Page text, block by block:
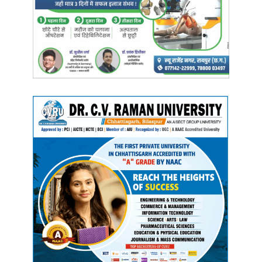
का हर नागरिक उत्सुक है।
मुख्यमंत्री श्री साय ने शपथ के कुछ ही घंटो के भीतर 18 लाख परिवारों को
प्रधानमंत्री आवास योजना के अंतर्गत पक्के आवास दिए जाने का निर्णय लिया।
सबको आवास के साथ ही सबको शुद्ध पेयजल उपलब्ध कराने प्रधानमंत्री श्री मोदी
हजार 500 करोड़ रूपए का बजट रखा है। छत्तीसगढ़ में 50 लाख ग्रामीण
परिवारों को नल कनेक्शन प्रदान करने का लक्ष्य रखा गया था। इसमें से 39 लाख
31 हजार परिवारों को नल कनेक्शन उपलब्ध कराया गया है। प्रदेश में आयुष्मान
भारत-प्रधानमंत्री जन आरोग्य योजना के साथ ही शहीद वीरनारायण सिंह स्वास्थ्य
योजना लागु करने का निर्णय लिया गया है। इन दोनों योजनाओं से छत्तीसगढ़ के 77
लाख 20 हजार परिवारों को 5 लाख रूपए तक निःशुल्क स्वास्थ्य सेवाओं का लाभ
मिल रहा है। प्रदेश सरकार ने राज्य में तेंदूपत्ता संग्राहकों की पारिश्रमिक दर को
4000 रूपए प्रतिमानक बोरा से बढ़ाकर 5500 रूपए कर दिया है। इस साल 13
लाख 5 हजार तेंदूपत्ता संग्राहकों को 855 करोड़ 80 लाख रूपए का भुगतान किया